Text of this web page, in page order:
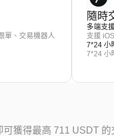
單、交易機器人
隨時
多端支
支援
7*24 小
7*24 小
獲得最高 711 USDT 的